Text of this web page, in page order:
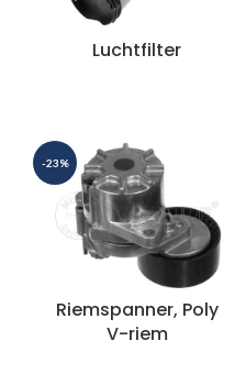
Luchtfilter
-23%
Riemspanner, Poly
V-riem